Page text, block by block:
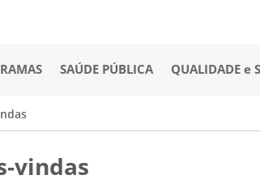
SAÚDE PÚBLICA QUALIDADE e
vindas